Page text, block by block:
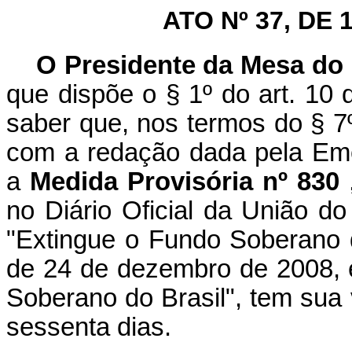
ATO Nº 37, DE
O Presidente da Mesa
que dispõe o § 1º do art. 10
saber que, nos termos do §
com a redação dada pela
a Medida Provisória nº 830
no Diário Oficial da União
"Extingue o Fundo
de 24 de dezembro de
Soberano do Brasil", tem
sessenta dias.